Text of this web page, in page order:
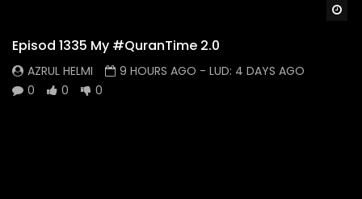
Episod 1335 My #QuranTime 2.0
AZRUL HELMI 9 HOURS AGO - LUD: 4 DAYS AGO
0
0 0